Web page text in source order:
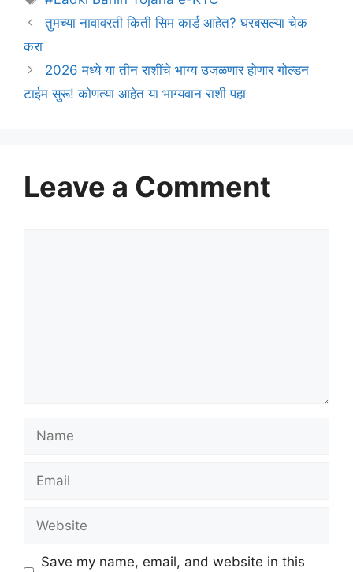
तुमच्या नावावरती किती सिम कार्ड आहेत? घरबसल्या चेक
करा
2026 मध्ये या तीन राशींचे भाग्य उजळणार होणार गोल्डन
टाईम सुरू! कोणत्या आहेत या भाग्यवान राशी पहा
Leave a Comment
Name
Email
Website
Save my name, email, and website in this